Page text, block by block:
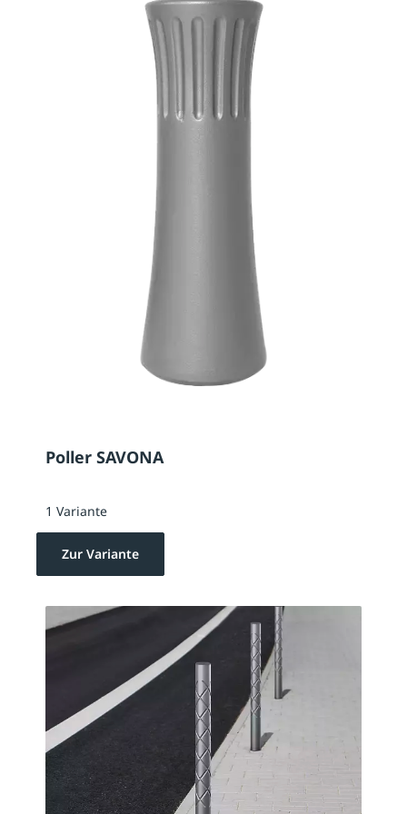
Poller SAVONA
1 Variante
Zur Variante